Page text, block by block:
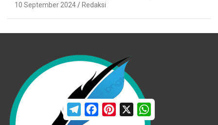
10 September 2024 Redaksi
T
l
P
X
a